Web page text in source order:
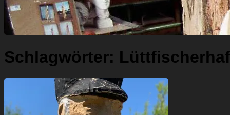
Schlagwörter: